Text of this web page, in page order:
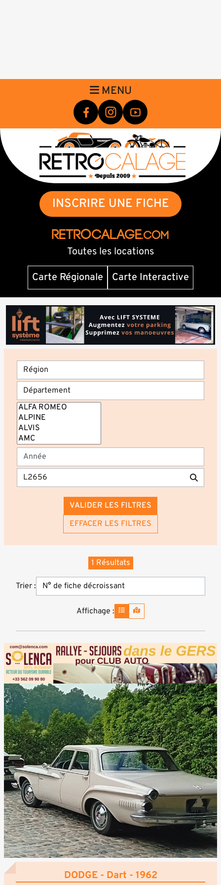
MENU
INSCRIRE UNE FICHE
RETROCALAGE.com
Toutes les locations
Carte Régionale
Carte Interactive
VALIDER LES FILTRES
EFFACER LES FILTRES
Trier :
1 Résultats
Affichage :
DODGE - Dart - 1962